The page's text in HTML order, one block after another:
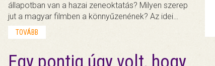
állapotban van a hazai zeneoktatás? Milyen szerep
jut a magyar filmben a könnyűzenének? Az idei…
TOVÁBB